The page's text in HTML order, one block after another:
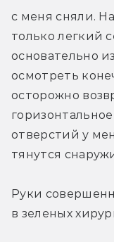
с меня сняли.
только легкий
основательно
осмотреть
осторожно
отверстий у
тянутся
Руки
в зеленых